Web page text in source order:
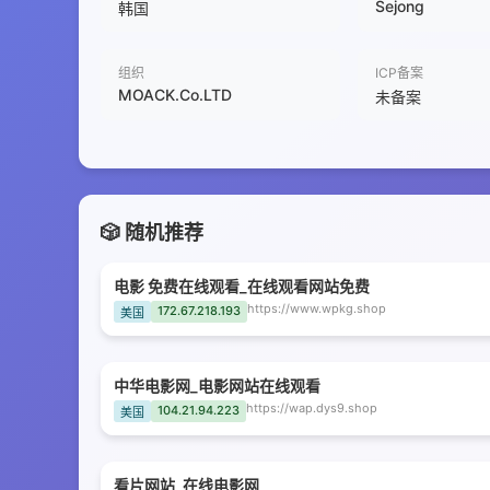
韩国 Sejong
组织
MOACK.Co.LTD
ICP备案
未备案
🎲 随机推荐
电影 免费在线观看_在线观看网站免费
美国 172.67.218.193 https://www.wpkg.shop
中华电影网_电影网站在线观看
美国 104.21.94.223 https://wap.dys9.shop
看片网站_在线电影网